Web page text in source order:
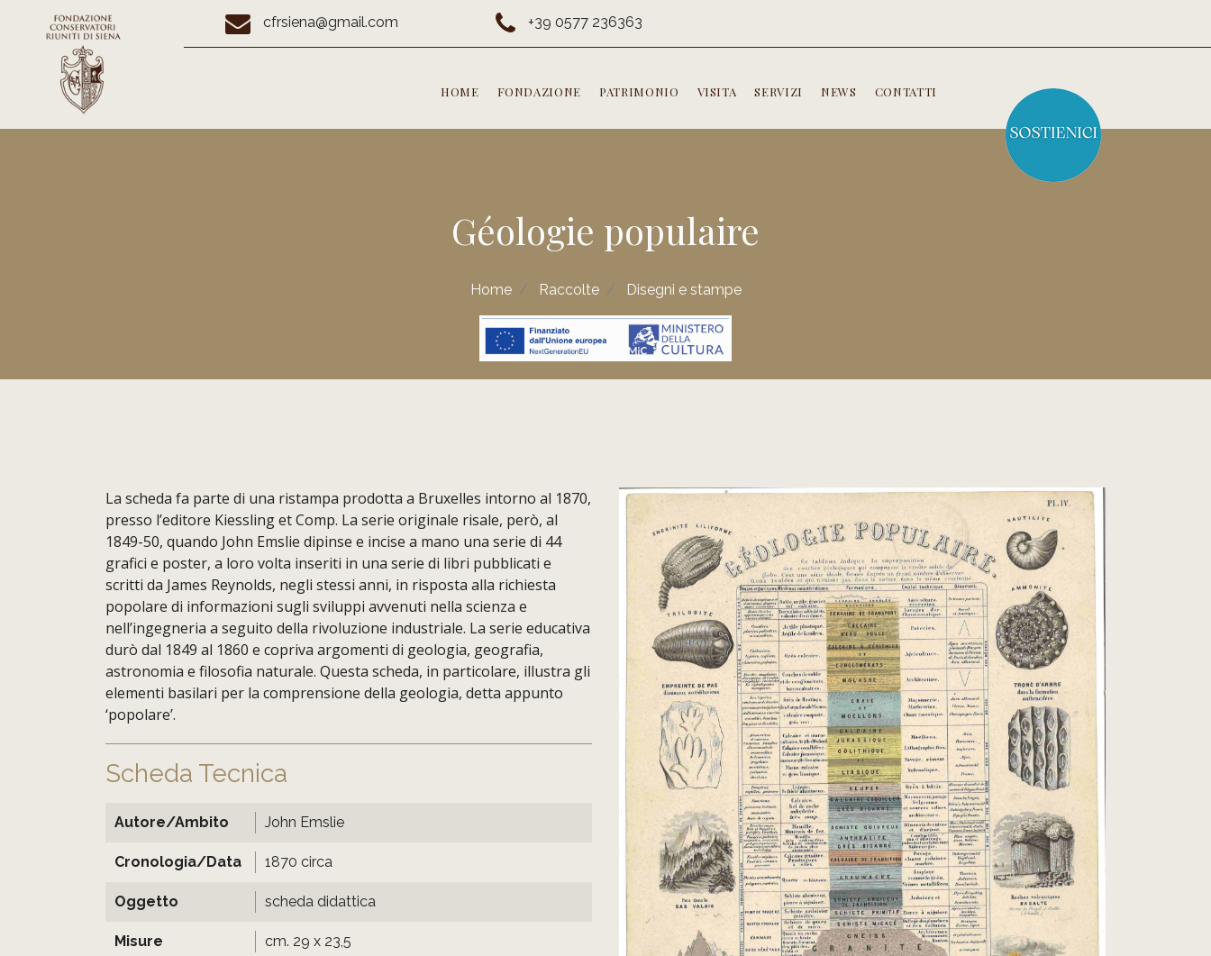
cfrsiena@gmail.com +39 0577 236363
HOME FONDAZIONE PATRIMONIO VISITA SERVIZI NEWS CONTATTI
Géologie populaire
Home Raccolte Disegni e stampe
La scheda fa parte di una ristampa prodotta a Bruxelles intorno al 1870,
presso l’editore Kiessling et Comp. La serie originale risale, però, al
1849-50, quando John Emslie dipinse e incise a mano una serie di 44
grafici e poster, a loro volta inseriti in una serie di libri pubblicati e
scritti da James Reynolds, negli stessi anni, in risposta alla richiesta
popolare di informazioni sugli sviluppi avvenuti nella scienza e
nell’ingegneria a seguito della rivoluzione industriale. La serie educativa
durò dal 1849 al 1860 e copriva argomenti di geologia, geografia,
astronomia e filosofia naturale. Questa scheda, in particolare, illustra gli
elementi basilari per la comprensione della geologia, detta appunto
‘popolare’.
Scheda Tecnica
Autore/Ambito John Emslie
Cronologia/Data 1870 circa
Oggetto scheda didattica
Misure cm. 29 x 23,5